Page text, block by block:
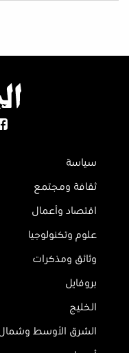
سياسة
ثقافة ومجتمع
اقتصاد وأعمال
علوم وتكنولوجيا
وثائق ومذكرات
بروفايل
الخليج
الشرق الأوسط وشمال